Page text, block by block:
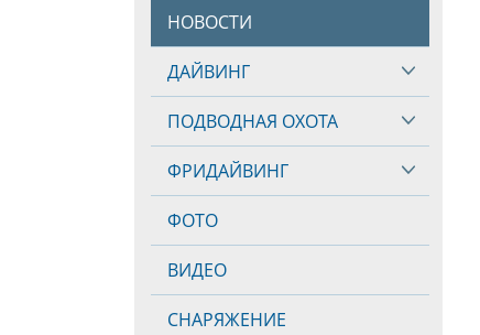
НОВОСТИ
ДАЙВИНГ
ПОДВОДНАЯ ОХОТА
ФРИДАЙВИНГ
ФОТО
ВИДЕО
СНАРЯЖЕНИЕ